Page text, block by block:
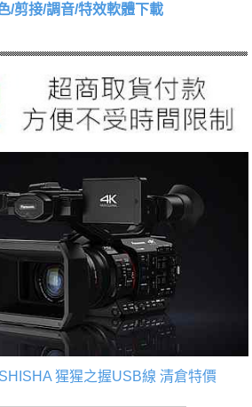
/剪接/調音/特效軟體下載
猩猩之握USB線 清倉特價